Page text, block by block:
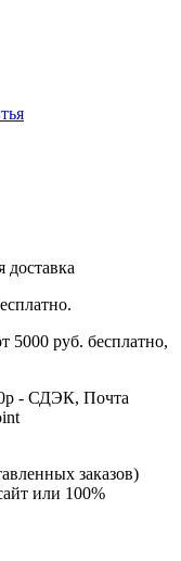
доставка
5000 руб. бесплатно,
- СДЭК, Почта
заказов)
или 100%